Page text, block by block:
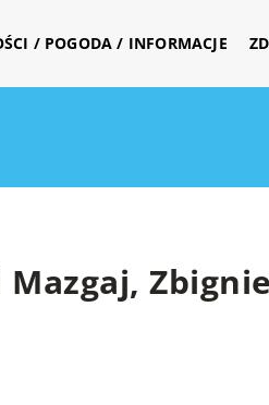
/ POGODA / INFORMACJE